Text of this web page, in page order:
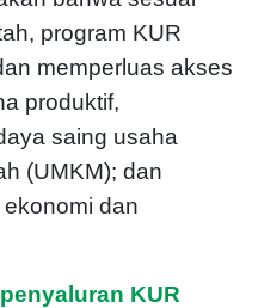
program KUR
memperluas akses
produktif,
saing usaha
(UMKM); dan
dan
penyaluran KUR